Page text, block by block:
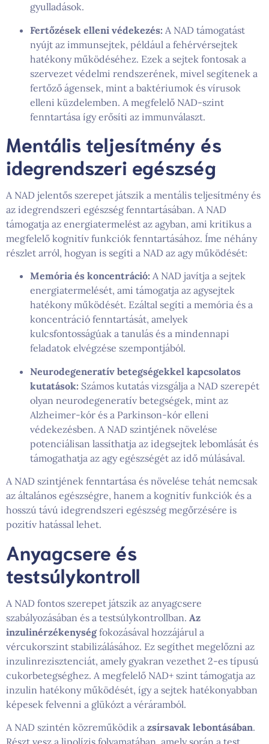
gyulladások.
Fertőzések elleni védekezés: A NAD támogatást
nyújt az immunsejtek, például a fehérvérsejtek
hatékony működéséhez. Ezek a sejtek fontosak a
szervezet védelmi rendszerének, mivel segítenek a
fertőző ágensek, mint a baktériumok és vírusok
elleni küzdelemben. A megfelelő NAD-szint
fenntartása így erősíti az immunválaszt.
Mentális teljesítmény és
idegrendszeri egészség
A NAD jelentős szerepet játszik a mentális teljesítmény és
az idegrendszeri egészség fenntartásában. A NAD
támogatja az energiatermelést az agyban, ami kritikus a
megfelelő kognitív funkciók fenntartásához. Íme néhány
részlet arról, hogyan is segíti a NAD az agy működését:
Memória és koncentráció: A NAD javítja a sejtek
energiatermelését, ami támogatja az agysejtek
hatékony működését. Ezáltal segíti a memória és a
koncentráció fenntartását, amelyek
kulcsfontosságúak a tanulás és a mindennapi
feladatok elvégzése szempontjából.
Neurodegeneratív betegségekkel kapcsolatos
kutatások: Számos kutatás vizsgálja a NAD szerepét
olyan neurodegeneratív betegségek, mint az
Alzheimer-kór és a Parkinson-kór elleni
védekezésben. A NAD szintjének növelése
potenciálisan lassíthatja az idegsejtek lebomlását és
támogathatja az agy egészségét az idő múlásával.
A NAD szintjének fenntartása és növelése tehát nemcsak
az általános egészségre, hanem a kognitív funkciók és a
hosszú távú idegrendszeri egészség megőrzésére is
pozitív hatással lehet.
Anyagcsere és
testsúlykontroll
A NAD fontos szerepet játszik az anyagcsere
szabályozásában és a testsúlykontrollban. Az
inzulinérzékenységfokozásával hozzájárul a
vércukorszint stabilizálásához. Ez segíthet megelőzni az
inzulinrezisztenciát, amely gyakran vezethet 2-es típusú
cukorbetegséghez. A megfelelő NAD+ szint támogatja az
inzulin hatékony működését, így a sejtek hatékonyabban
képesek felvenni a glükózt a véráramból.
A NAD szintén közreműködik a zsírsavak lebontásában.
Részt vesz a lipolízis folyamatában, amely során a test